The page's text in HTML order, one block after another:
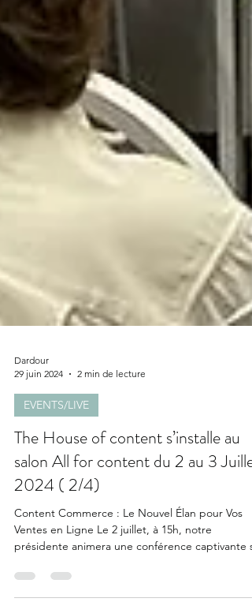
Dardour
29 juin 2024
2 min de lecture
EVENTS/LIVE
The House of content s’installe au
salon All for content du 2 au 3 Juillet
2024 ( 2/4)
Content Commerce : Le Nouvel Élan pour Vos
présidente animera une conférence captivante
le...